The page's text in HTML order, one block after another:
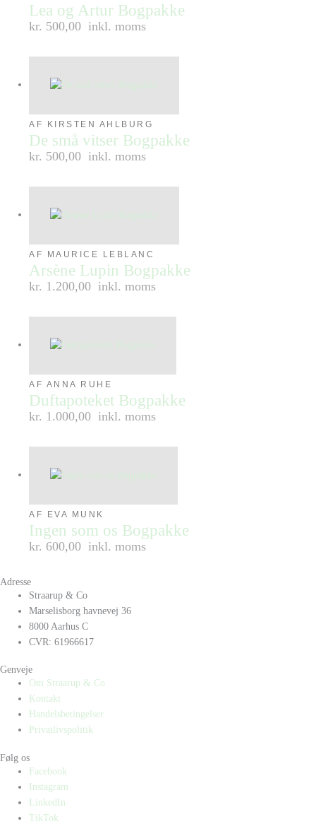
Lea og Artur Bogpakke
kr. 500,00 inkl. moms
AF KIRSTEN AHLBURG
De små vitser Bogpakke
kr. 500,00 inkl. moms
AF MAURICE LEBLANC
Arsène Lupin Bogpakke
kr. 1.200,00 inkl. moms
AF ANNA RUHE
Duftapoteket Bogpakke
kr. 1.000,00 inkl. moms
AF EVA MUNK
Ingen som os Bogpakke
kr. 600,00 inkl. moms
Adresse
Straarup & Co
Marselisborg havnevej 36
8000 Aarhus C
CVR: 61966617
Genveje
Om Straarup & Co
Kontakt
Handelsbetingelser
Privatlivspolitik
Følg os
Facebook
Instagram
LinkedIn
TikTok